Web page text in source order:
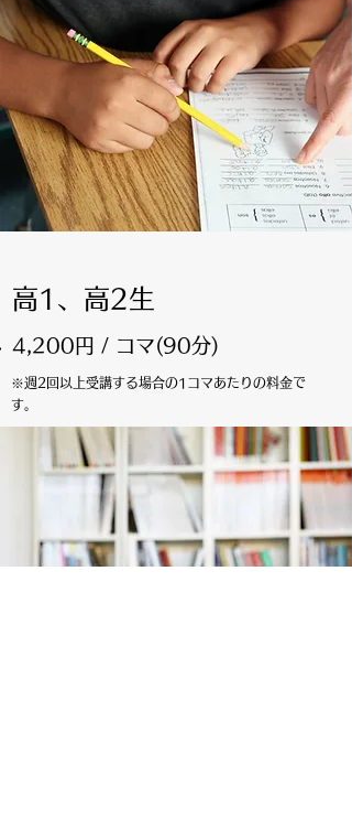
高1、高2生
4,200円 / コマ(90分)
※週2回以上受講する場合の1コマあたりの料金で
す。